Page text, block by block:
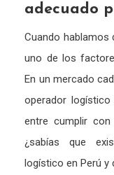
adecuado
Cuando hablamos
uno de los
En un mercado
operador
entre cumplir
¿sabías que
logístico en Perú y